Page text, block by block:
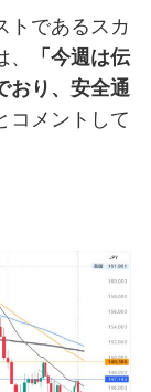
トであるスカ
「今週は伝
おり、安全通
コメントして